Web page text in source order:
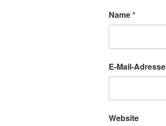
Name*
E-Mail-Adresse
Website